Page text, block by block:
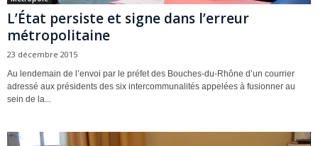
L’État persiste et signe dans l’erreur
métropolitaine
23 décembre 2015
Au lendemain de l’envoi par le préfet des Bouches-du-Rhône d’un courrier
adressé aux présidents des six intercommunalités appelées à fusionner au
sein de la...